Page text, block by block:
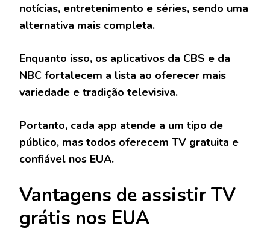
notícias, entretenimento e séries, sendo uma
alternativa mais completa.
Enquanto isso, os aplicativos da CBS e da
NBC fortalecem a lista ao oferecer mais
variedade e tradição televisiva.
Portanto, cada app atende a um tipo de
público, mas todos oferecem TV gratuita e
confiável nos EUA.
Vantagens de assistir TV
grátis nos EUA